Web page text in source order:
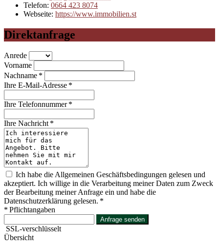
Telefon: 0664 423 8074
Webseite: https://www.immobilien.st
Direktanfrage
Anrede
Vorname
Nachname *
Ihre E-Mail-Adresse *
Ihre Telefonnummer *
Ihre Nachricht *
Ich habe die Allgemeinen Geschäftsbedingungen gelesen und
akzeptiert. Ich willige in die Verarbeitung meiner Daten zum Zweck
der Bearbeitung meiner Anfrage ein und habe die
Datenschutzerklärung gelesen. *
* Pflichtangaben
Anfrage senden
SSL-verschlüsselt
Übersicht